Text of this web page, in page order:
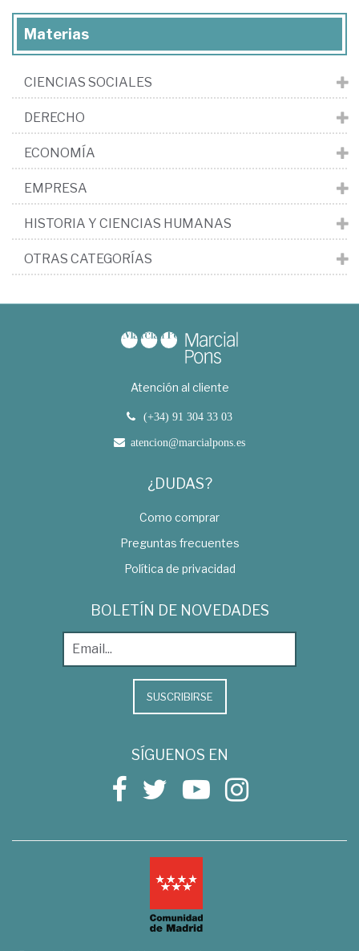
Materias
CIENCIAS SOCIALES
DERECHO
ECONOMÍA
EMPRESA
HISTORIA Y CIENCIAS HUMANAS
OTRAS CATEGORÍAS
Atención al cliente
(+34) 91 304 33 03
atencion@marcialpons.es
¿DUDAS?
Como comprar
Preguntas frecuentes
Política de privacidad
BOLETÍN DE NOVEDADES
SUSCRIBIRSE
SÍGUENOS EN